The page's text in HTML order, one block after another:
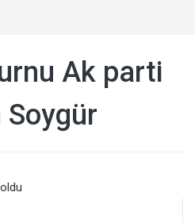
Ak parti
Soygür